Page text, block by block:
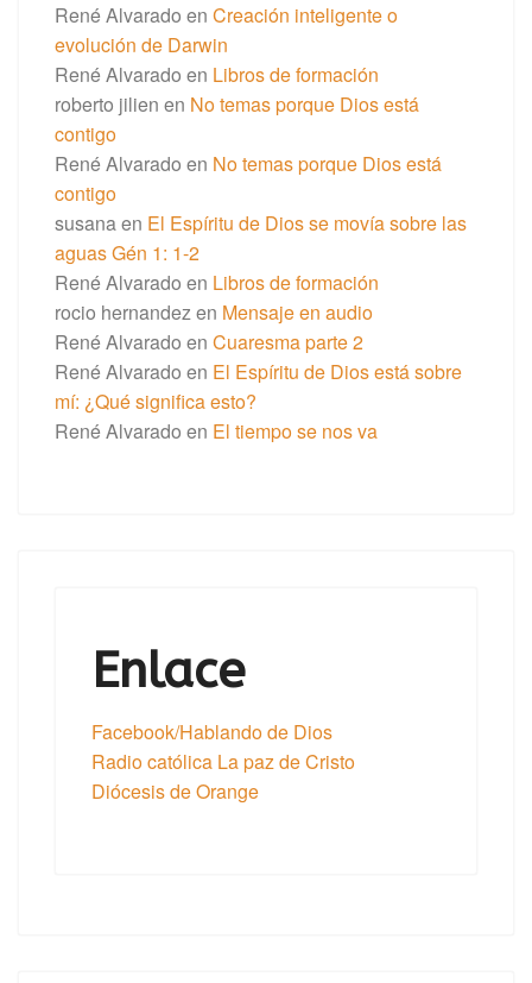
René Alvarado en Creación inteligente o
evolución de Darwin
René Alvarado en Libros de formación
roberto jilien en No temas porque Dios está
contigo
René Alvarado en No temas porque Dios está
contigo
susanaen El Espíritu de Dios se movía sobre las
aguas Gén 1: 1-2
René Alvarado en Libros de formación
rocio hernandezen Mensaje en audio
René Alvarado en Cuaresma parte 2
René Alvarado en El Espíritu de Dios está sobre
mí: ¿Qué significa esto?
René Alvarado en El tiempo se nos va
Enlace
Facebook/Hablando de Dios
Radio católica La paz de Cristo
Diócesis de Orange